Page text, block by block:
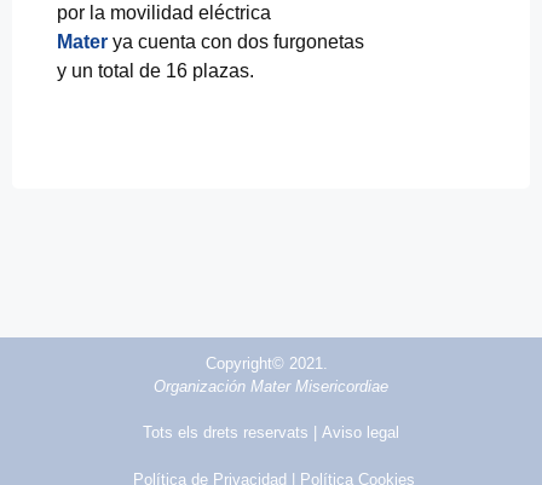
por la movilidad eléctrica
Mater ya cuenta con dos furgonetas
y un total de 16 plazas.
Copyright© 2021.
Organización Mater Misericordiae
Tots els drets reservats | Aviso legal
Política de Privacidad | Política Cookies